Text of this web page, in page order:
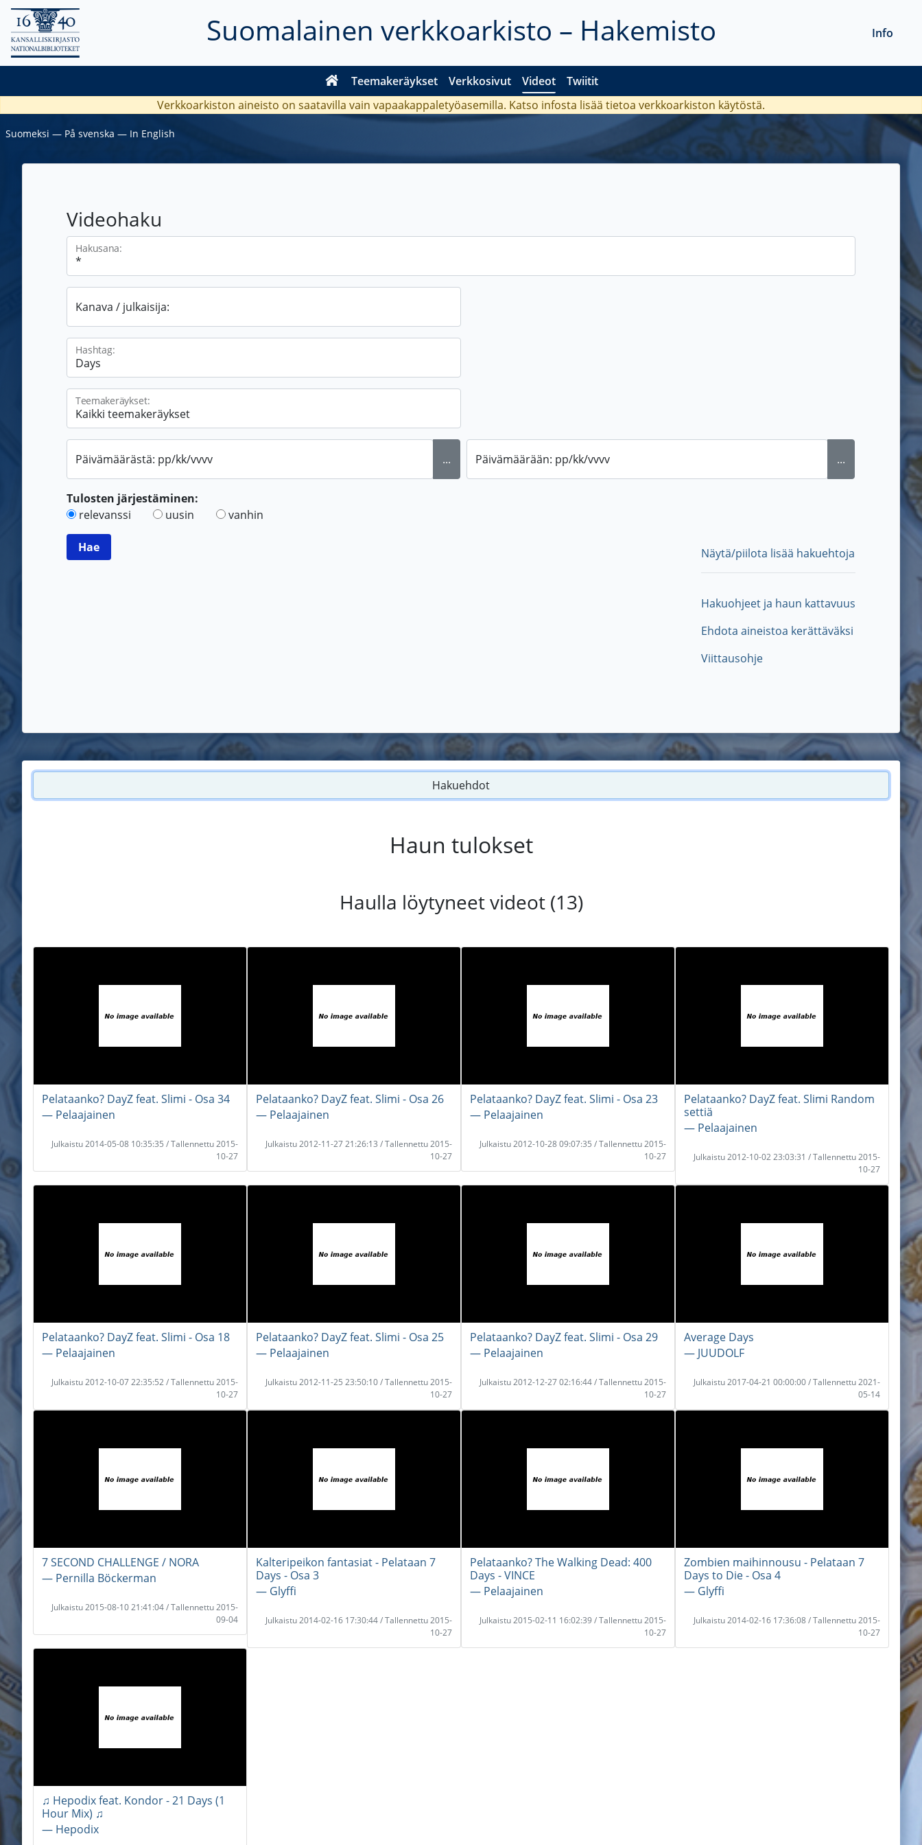
Suomalainen verkkoarkisto – Hakemisto
Teemakeräykset Verkkosivut Videot Twiitit
Info
Verkkoarkiston aineisto on saatavilla vain vapaakappaletyöasemilla. Katso infosta lisää tietoa verkkoarkiston käytöstä.
Suomeksi ― På svenska ― In English
Videohaku
Hakusana:
Kanava / julkaisija:
Hashtag:
Teemakeräykset:
Päivämäärästä: pp/kk/vvvv ... Päivämäärään: pp/kk/vvvv ...
Tulosten järjestäminen:
relevanssi
uusin vanhin
Näytä/piilota lisää hakuehtoja
Hakuohjeet ja haun kattavuus
Ehdota aineistoa kerättäväksi
Viittausohje
Hakuehdot
Haun tulokset
Haulla löytyneet videot (13)
Pelataanko? DayZ feat. Slimi - Osa 34
― Pelaajainen
Julkaistu 2014-05-08 10:35:35 / Tallennettu 2015-
10-27
Pelataanko? DayZ feat. Slimi - Osa 26
― Pelaajainen
Julkaistu 2012-11-27 21:26:13 / Tallennettu 2015-
10-27
Pelataanko? DayZ feat. Slimi - Osa 23
― Pelaajainen
Julkaistu 2012-10-28 09:07:35 / Tallennettu 2015-
10-27
Pelataanko? DayZ feat. Slimi Random
settiä
― Pelaajainen
Julkaistu 2012-10-02 23:03:31 / Tallennettu 2015-
10-27
Pelataanko? DayZ feat. Slimi - Osa 18
― Pelaajainen
Julkaistu 2012-10-07 22:35:52 / Tallennettu 2015-
10-27
Pelataanko? DayZ feat. Slimi - Osa 25
― Pelaajainen
Julkaistu 2012-11-25 23:50:10 / Tallennettu 2015-
10-27
Pelataanko? DayZ feat. Slimi - Osa 29
― Pelaajainen
Julkaistu 2012-12-27 02:16:44 / Tallennettu 2015-
10-27
Average Days
― JUUDOLF
Julkaistu 2017-04-21 00:00:00 / Tallennettu 2021-
05-14
7 SECOND CHALLENGE / NORA
― Pernilla Böckerman
Julkaistu 2015-08-10 21:41:04 / Tallennettu 2015-
09-04
Kalteripeikon fantasiat - Pelataan 7
Days - Osa 3
― Glyffi
Julkaistu 2014-02-16 17:30:44 / Tallennettu 2015-
10-27
Pelataanko? The Walking Dead: 400
Days - VINCE
― Pelaajainen
Julkaistu 2015-02-11 16:02:39 / Tallennettu 2015-
10-27
Zombien maihinnousu - Pelataan 7
Days to Die - Osa 4
― Glyffi
Julkaistu 2014-02-16 17:36:08 / Tallennettu 2015-
10-27
♫ Hepodix feat. Kondor - 21 Days (1
Hour Mix) ♫
― Hepodix